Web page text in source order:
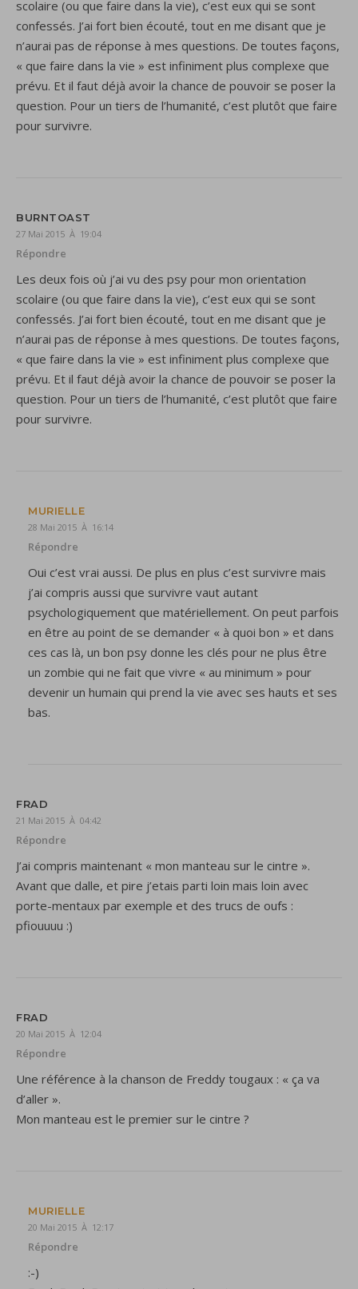
scolaire (ou que faire dans la vie), c’est eux qui se sont
confessés. J’ai fort bien écouté, tout en me disant que je
n’aurai pas de réponse à mes questions. De toutes façons,
« que faire dans la vie » est infiniment plus complexe que
prévu. Et il faut déjà avoir la chance de pouvoir se poser la
question. Pour un tiers de l’humanité, c’est plutôt que faire
pour survivre.
BURNTOAST
27 Mai 2015 À 19:04
Répondre
Les deux fois où j’ai vu des psy pour mon orientation
scolaire (ou que faire dans la vie), c’est eux qui se sont
confessés. J’ai fort bien écouté, tout en me disant que je
n’aurai pas de réponse à mes questions. De toutes façons,
« que faire dans la vie » est infiniment plus complexe que
prévu. Et il faut déjà avoir la chance de pouvoir se poser la
question. Pour un tiers de l’humanité, c’est plutôt que faire
pour survivre.
MURIELLE
28 Mai 2015 À 16:14
Répondre
Oui c’est vrai aussi. De plus en plus c’est survivre mais
j’ai compris aussi que survivre vaut autant
psychologiquement que matériellement. On peut parfois
en être au point de se demander « à quoi bon » et dans
ces cas là, un bon psy donne les clés pour ne plus être
un zombie qui ne fait que vivre « au minimum » pour
devenir un humain qui prend la vie avec ses hauts et ses
bas.
FRAD
21 Mai 2015 À 04:42
Répondre
J’ai compris maintenant « mon manteau sur le cintre ».
Avant que dalle, et pire j’etais parti loin mais loin avec
porte-mentaux par exemple et des trucs de oufs :
pfiouuuu :)
FRAD
20 Mai 2015 À 12:04
Répondre
Une référence à la chanson de Freddy tougaux : « ça va
d’aller ».
Mon manteau est le premier sur le cintre ?
MURIELLE
20 Mai 2015 À 12:17
Répondre
:-)